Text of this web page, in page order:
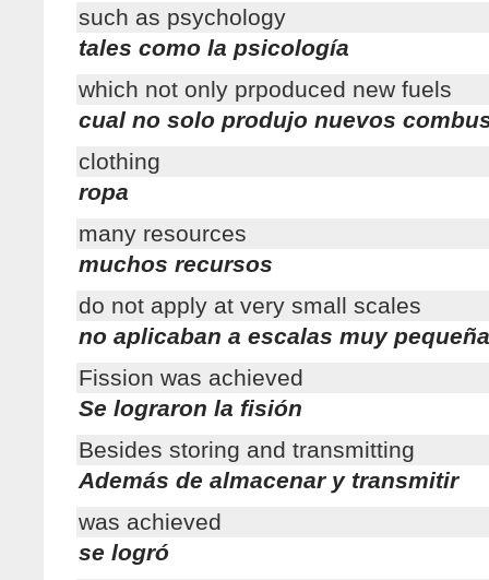
such as psychology
tales como la psicología
which not only prpoduced new fuels
cual no solo produjo nuevos
clothing
ropa
many resources
muchos recursos
do not apply at very small scales
no aplicaban a escalas muy
Fission was achieved
Se lograron la fisión
Besides storing and transmitting
Además de almacenar y transmitir
was achieved
se logró